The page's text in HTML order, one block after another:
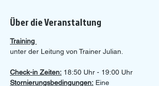
Über die Veranstaltung
Training
unter der Leitung von Trainer Julian.
Check-in Zeiten: 18:50 Uhr - 19:00 Uhr
Stornierungsbedingungen: Eine